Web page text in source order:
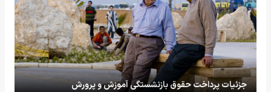
جزئیات پرداخت حقوق بازنشستگی آموزش و پرورش